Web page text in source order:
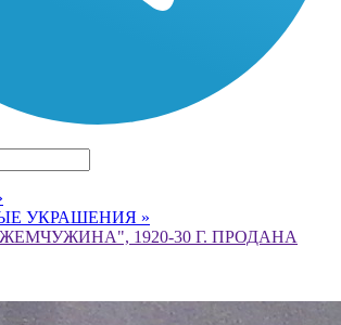
УКРАШЕНИЯ »
1920-30 Г. ПРОДАНА